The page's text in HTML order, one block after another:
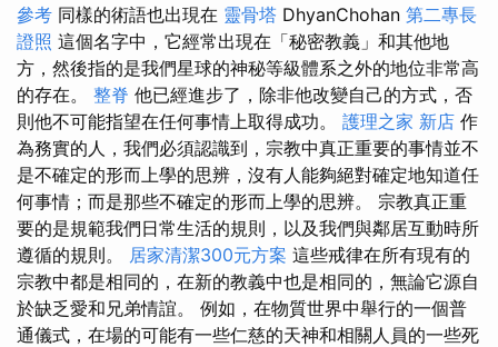
參考 同樣的術語也出現在 靈骨塔 DhyanChohan 第二專長
證照 這個名字中，它經常出現在「秘密教義」和其他地
方，然後指的是我們星球的神秘等級體系之外的地位非常高
的存在。 整脊 他已經進步了，除非他改變自己的方式，否
則他不可能指望在任何事情上取得成功。 護理之家 新店 作
為務實的人，我們必須認識到，宗教中真正重要的事情並不
是不確定的形而上學的思辨，沒有人能夠絕對確定地知道任
何事情；而是那些不確定的形而上學的思辨。 宗教真正重
要的是規範我們日常生活的規則，以及我們與鄰居互動時所
遵循的規則。 居家清潔300元方案 這些戒律在所有現有的
宗教中都是相同的，在新的教義中也是相同的，無論它源自
於缺乏愛和兄弟情誼。 例如，在物質世界中舉行的一個普
通儀式，在場的可能有一些仁慈的天神和相關人員的一些死